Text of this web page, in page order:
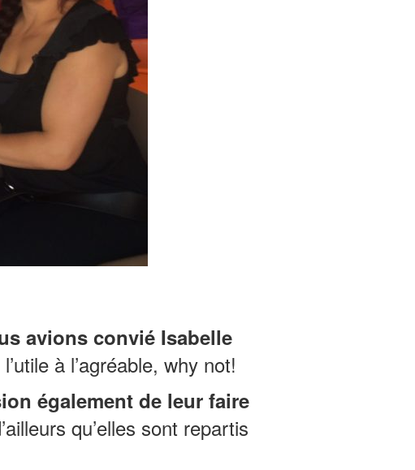
avions convié Isabelle
à l’agréable, why not!
également de leur faire
qu’elles sont repartis